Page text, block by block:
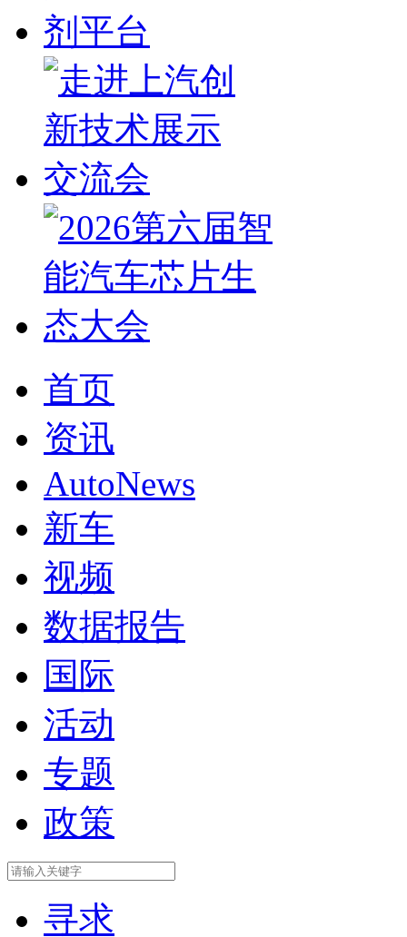
首页
资讯
AutoNews
新车
视频
数据报告
国际
活动
专题
政策
寻求